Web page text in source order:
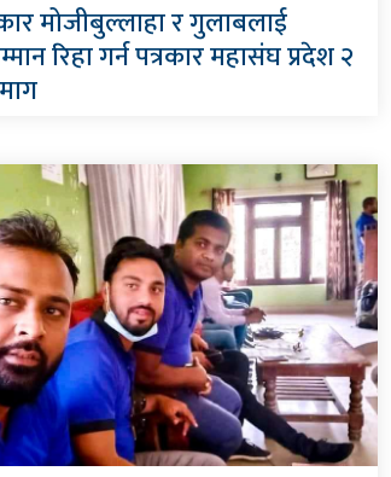
मोजीबुल्लाहा र गुलाबलाई
रिहा गर्न पत्रकार महासंघ प्रदेश २